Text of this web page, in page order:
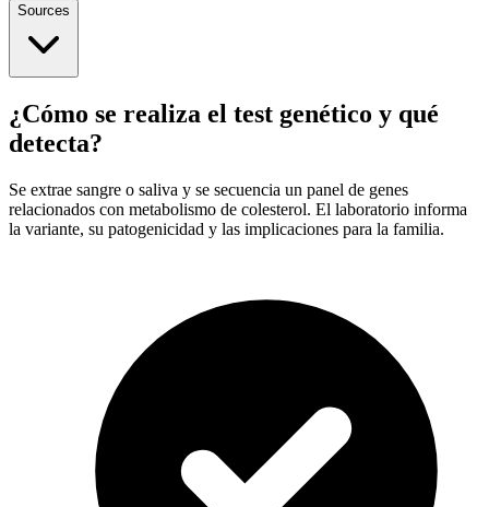
Sources
¿Cómo se realiza el test genético y qué
detecta?
Se extrae sangre o saliva y se secuencia un panel de genes
relacionados con metabolismo de colesterol. El laboratorio informa
la variante, su patogenicidad y las implicaciones para la familia.